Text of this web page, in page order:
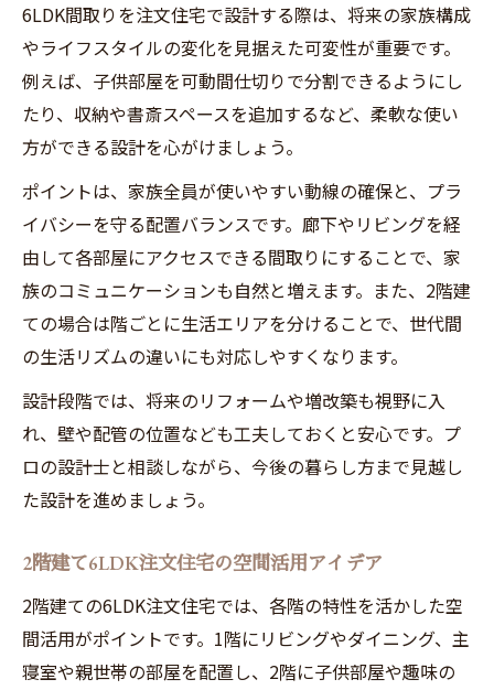
6LDK間取りを注文住宅で設計する際は、将来の家族構成
やライフスタイルの変化を見据えた可変性が重要です。
例えば、子供部屋を可動間仕切りで分割できるようにし
たり、収納や書斎スペースを追加するなど、柔軟な使い
方ができる設計を心がけましょう。
ポイントは、家族全員が使いやすい動線の確保と、プラ
イバシーを守る配置バランスです。廊下やリビングを経
由して各部屋にアクセスできる間取りにすることで、家
族のコミュニケーションも自然と増えます。また、2階建
ての場合は階ごとに生活エリアを分けることで、世代間
の生活リズムの違いにも対応しやすくなります。
設計段階では、将来のリフォームや増改築も視野に入
れ、壁や配管の位置なども工夫しておくと安心です。プ
ロの設計士と相談しながら、今後の暮らし方まで見越し
た設計を進めましょう。
2階建て6LDK注文住宅の空間活用アイデア
2階建ての6LDK注文住宅では、各階の特性を活かした空
間活用がポイントです。1階にリビングやダイニング、主
寝室や親世帯の部屋を配置し、2階に子供部屋や趣味の